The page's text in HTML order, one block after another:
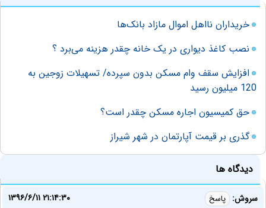
خریداران نااهل اموال مازاد بانک‌ها
نصب کاغذ دیواری در یک خانه چقدر هزینه می‌برد ؟
افزایش سقف وام مسکن بدون سپرده/ تسهیلات زوجین به
120 میلیون رسید
حق کمیسیون اجاره مسکن چقدر است؟
گذری بر قیمت آپارتمان در شهر شیراز
دیدگاه ها
سروش: پاسخ
۱۳۹۶/۶/۱۱ ۲۱:۱۴:۳۰